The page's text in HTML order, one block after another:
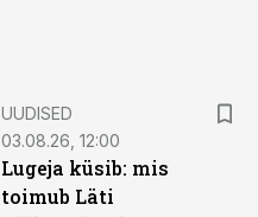
UUDISED
03.08.26, 12:00
Lugeja küsib: mis
toimub Läti